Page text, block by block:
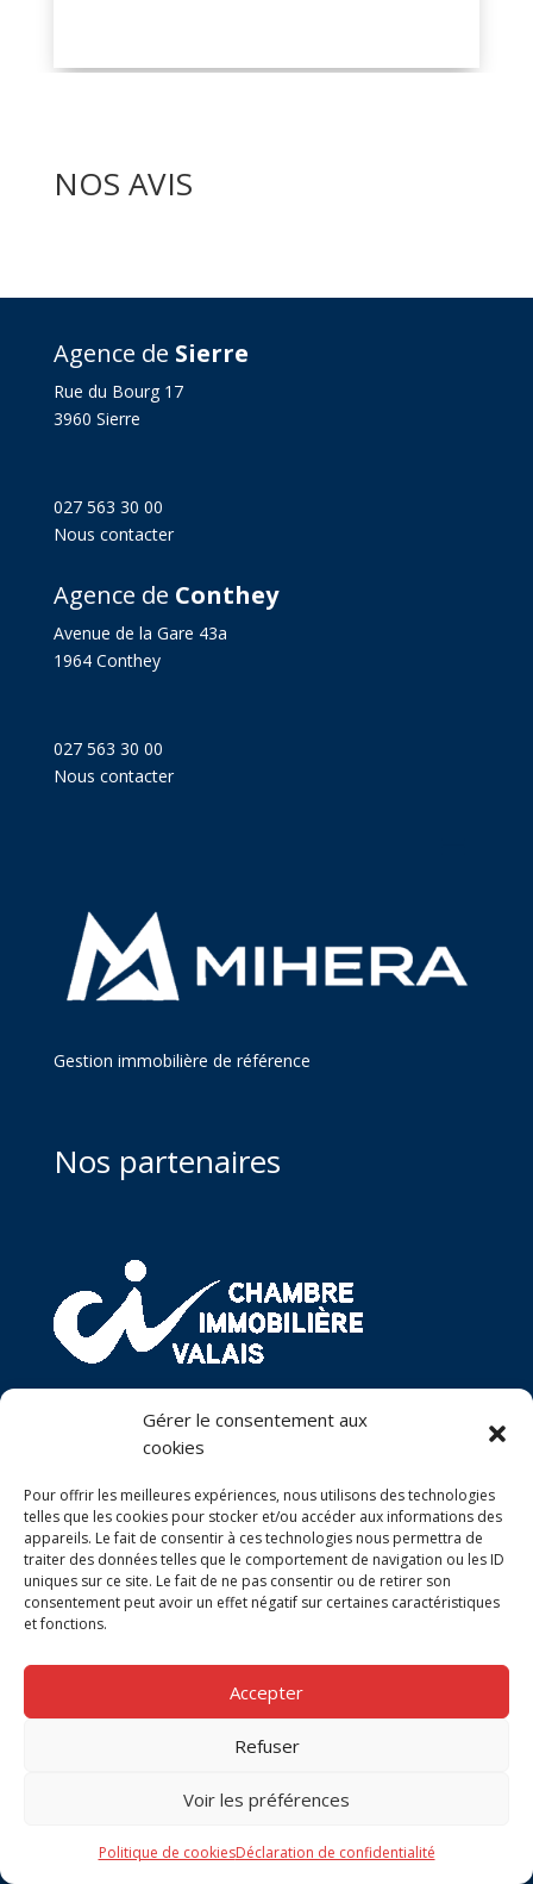
Gérer le consentement aux
cookies
Pour offrir les meilleures expériences, nous utilisons des technologies
telles que les cookies pour stocker et/ou accéder aux informations des
appareils. Le fait de consentir à ces technologies nous permettra de
traiter des données telles que le comportement de navigation ou les ID
uniques sur ce site. Le fait de ne pas consentir ou de retirer son
consentement peut avoir un effet négatif sur certaines caractéristiques
et fonctions.
Accepter
Refuser
Voir les préférences
Politique de cookiesDéclaration de confidentialité
NOS AVIS
Agence de Sierre
Rue du Bourg 17
3960 Sierre
027 563 30 00
Nous contacter
Agence de Conthey
Avenue de la Gare 43a
1964 Conthey
027 563 30 00
Nous contacter
Gestion immobilière de référence
Nos partenaires